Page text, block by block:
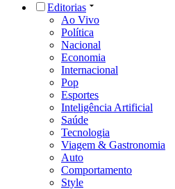
Editorias
Ao Vivo
Política
Nacional
Economia
Internacional
Pop
Esportes
Inteligência Artificial
Saúde
Tecnologia
Viagem & Gastronomia
Auto
Comportamento
Style